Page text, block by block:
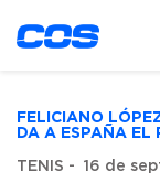
FELICIANO
DA A ESPAÑA EL
TENIS - 16 de